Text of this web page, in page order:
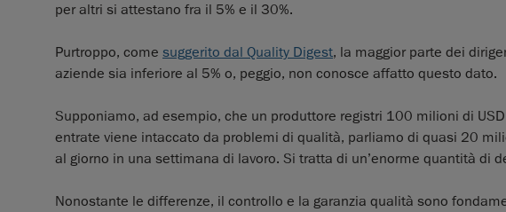
per altri si attestano fra il 5% e il 30%.
Purtroppo, come suggerito dal Quality Digest, la maggior parte dei
aziende sia inferiore al 5% o, peggio, non conosce affatto questo dato.
Supponiamo, ad esempio, che un produttore registri 100 milioni di
entrate viene intaccato da problemi di qualità, parliamo di quasi 20
al giorno in una settimana di lavoro. Si tratta di un’enorme quantità di
Nonostante le differenze, il controllo e la garanzia qualità sono